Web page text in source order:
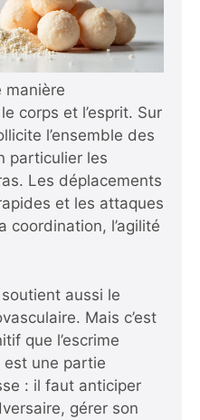
manière
corps et l’esprit. Sur
l’ensemble des
particulier les
Les déplacements
et les attaques
coordination, l’agilité
aussi le
Mais c’est
que l’escrime
est une partie
: il faut anticiper
gérer son